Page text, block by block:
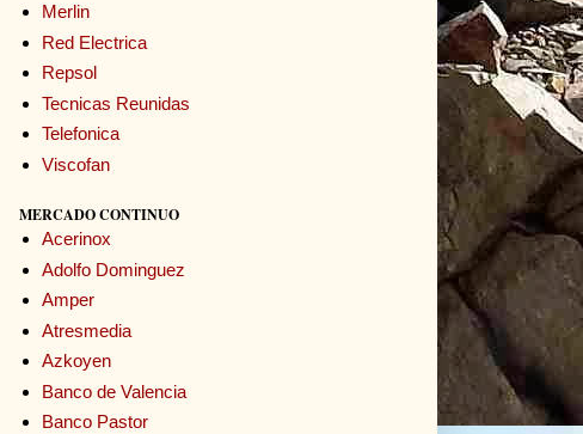
Merlin
Red Electrica
Repsol
Tecnicas Reunidas
Telefonica
Viscofan
MERCADO CONTINUO
Acerinox
Adolfo Dominguez
Amper
Atresmedia
Azkoyen
Banco de Valencia
Banco Pastor